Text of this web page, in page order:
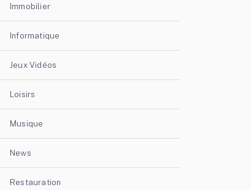
Immobilier
Informatique
Jeux Vidéos
Loisirs
Musique
News
Restauration